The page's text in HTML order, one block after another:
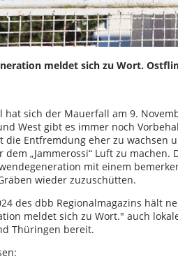
meldet sich zu Wort.
hat sich der Mauerfall am 9.
West gibt es immer noch
die Entfremdung eher zu wachsen
dem „Jammerossi“ Luft zu
mit einem
wieder zuzuschütten.
des dbb Regionalmagazins hält
meldet sich zu Wort." auch
Thüringen bereit.